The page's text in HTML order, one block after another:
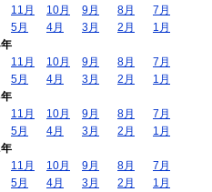
11月 10月 9月 8月
7月
5月 4月 3月 2月
1月
11月 10月 9月 8月
7月
5月 4月 3月 2月
1月
11月 10月 9月 8月
7月
5月 4月 3月 2月
1月
11月 10月 9月 8月
7月
5月 4月 3月 2月
1月